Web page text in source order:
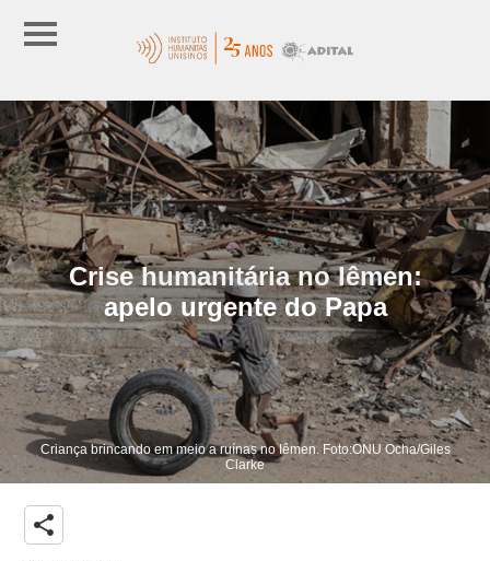
Crise humanitária no Iêmen:
apelo urgente do Papa
Criança brincando em meio a ruínas no Iêmen. Foto:ONU Ocha/Giles
Clarke
share